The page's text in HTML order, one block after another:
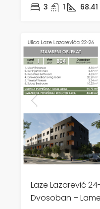
3 1 68.41
Laze Lazarević
Dvosoban –